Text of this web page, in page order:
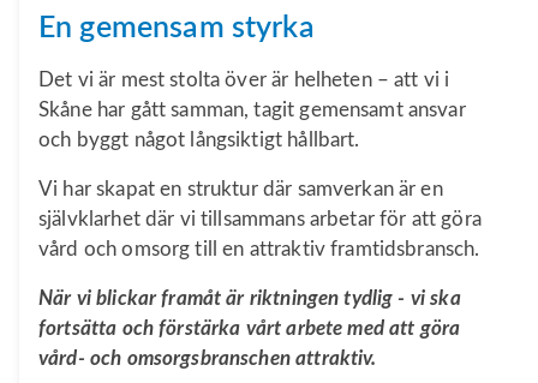
En gemensam styrka
Det vi är mest stolta över är helheten – att vi i
Skåne har gått samman, tagit gemensamt ansvar
och byggt något långsiktigt hållbart.
Vi har skapat en struktur där samverkan är en
självklarhet där vi tillsammans arbetar för att göra
vård och omsorg till en attraktiv framtidsbransch.
När vi blickar framåt är riktningen tydlig - vi ska
fortsätta och förstärka vårt arbete med att göra
vård- och omsorgsbranschen attraktiv.